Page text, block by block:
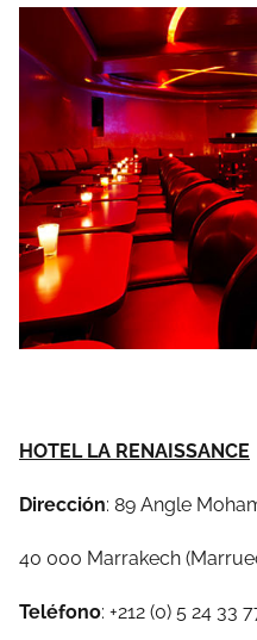
HOTEL LA RENAISSANCE
Dirección: 89 Angle
40 000 Marrakech
Teléfono: +212 (0) 5 24 33